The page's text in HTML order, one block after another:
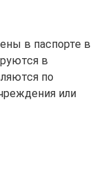
в паспорте в
в
по
или